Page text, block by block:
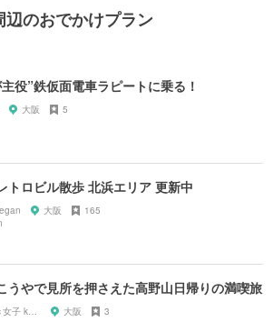
のおでかけプラン
役”鉄仮面電車ラピートに乗る！
大阪 5
トロビル散歩 北浜エリア 更新中
大阪 165
うやで見所を押さえた高野山日帰りの満喫旅
大阪 3